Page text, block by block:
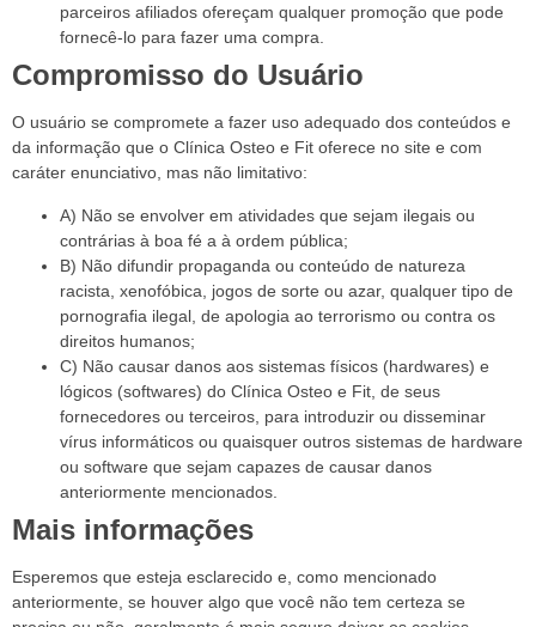
parceiros afiliados ofereçam qualquer promoção que pode
fornecê-lo para fazer uma compra.
Compromisso do Usuário
O usuário se compromete a fazer uso adequado dos conteúdos e
da informação que o Clínica Osteo e Fit oferece no site e com
caráter enunciativo, mas não limitativo:
A) Não se envolver em atividades que sejam ilegais ou
contrárias à boa fé a à ordem pública;
B) Não difundir propaganda ou conteúdo de natureza
racista, xenofóbica, jogos de sorte ou azar, qualquer tipo de
pornografia ilegal, de apologia ao terrorismo ou contra os
direitos humanos;
C) Não causar danos aos sistemas físicos (hardwares) e
lógicos (softwares) do Clínica Osteo e Fit, de seus
fornecedores ou terceiros, para introduzir ou disseminar
vírus informáticos ou quaisquer outros sistemas de hardware
ou software que sejam capazes de causar danos
anteriormente mencionados.
Mais informações
Esperemos que esteja esclarecido e, como mencionado
anteriormente, se houver algo que você não tem certeza se